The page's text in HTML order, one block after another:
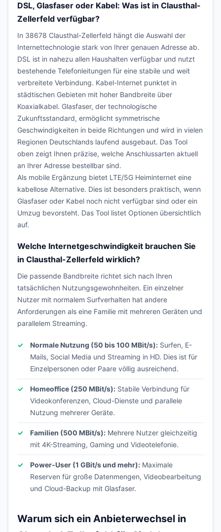
DSL, Glasfaser oder Kabel: Was ist in Clausthal-
Zellerfeld verfügbar?
In 38678 Clausthal-Zellerfeld hängt die Auswahl der
Internettechnologie stark von Ihrer genauen Adresse ab.
DSL ist in nahezu allen Haushalten verfügbar und nutzt
bestehende Telefonleitungen für eine stabile und weit
verbreitete Verbindung. Kabel-Internet punktet in
städtischen Gebieten mit hoher Bandbreite über
Koaxialkabel. Glasfaser, der technologische
Zukunftsstandard, ermöglicht symmetrische
Geschwindigkeiten in beide Richtungen und wird in vielen
Regionen Deutschlands laufend ausgebaut. Das Tool
oben zeigt Ihnen präzise, welche Anschlussarten aktuell
an Ihrer Adresse bestellbar sind.
Als mobile Ergänzung bietet LTE/5G Heiminternet eine
kabellose Alternative. Dies ist besonders praktisch, wenn
Glasfaser oder Kabel noch nicht verfügbar sind oder ein
Umzug bevorsteht. Das Tool listet Optionen übersichtlich
auf.
Welche Internetgeschwindigkeit brauchen Sie
in Clausthal-Zellerfeld wirklich?
Die passende Bandbreite richtet sich nach Ihren
tatsächlichen Nutzungsgewohnheiten. Ein einzelner
Nutzer mit normalem Surfverhalten hat andere
Anforderungen als eine Familie mit mehreren Geräten und
parallelem Streaming.
Normale Nutzung (50 bis 100 MBit/s): Surfen, E-
Mails, Social Media und Streaming in HD. Dies ist für
Einzelpersonen oder Paare völlig ausreichend.
Homeoffice (250 MBit/s): Stabile Verbindung für
Videokonferenzen, Cloud-Dienste und parallele
Nutzung mehrerer Geräte.
Familien (500 MBit/s): Mehrere Nutzer gleichzeitig
mit 4K-Streaming, Gaming und Videotelefonie.
Power-User (1 GBit/s und mehr): Maximale
Reserven für große Datenmengen, Videobearbeitung
und Cloud-Backup mit Glasfaser.
Warum sich ein Anbieterwechsel in